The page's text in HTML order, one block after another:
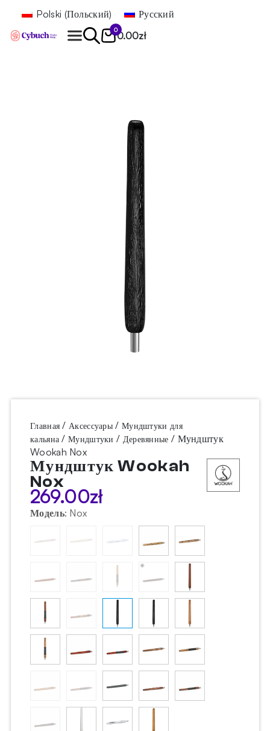
Polski (Польский) Русский
0
0.00zł
Главная /Аксессуары / Мундштуки для
кальяна /Мундштуки / Деревянные / Мундштук
Wookah Nox
Мундштук Wookah
Nox
269.00zł
Модель: Nox